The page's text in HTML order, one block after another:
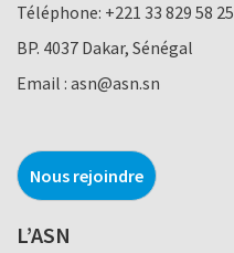
Téléphone: +221 33 829 58 25
BP. 4037 Dakar, Sénégal
Email : asn@asn.sn
Nous rejoindre
L’ASN